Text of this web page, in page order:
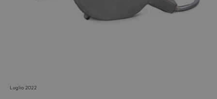
Do you want to leave the
configurator?
Luglio 2022